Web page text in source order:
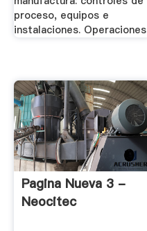
proceso, equipos e
instalaciones. Operaciones
Pagina Nueva 3 -
Neocitec